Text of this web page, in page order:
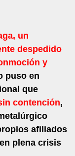
un
despedido
y
puso en
que
contención,
afiliados
plena crisis